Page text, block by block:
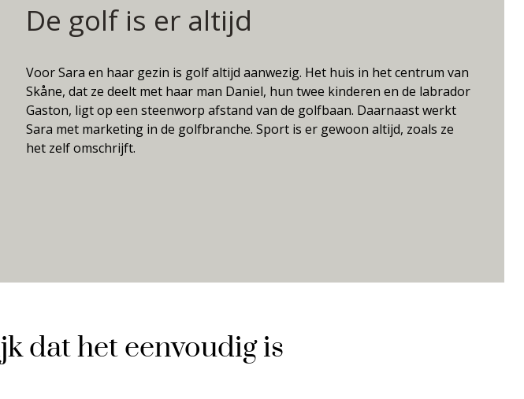
De golf is er altijd
Voor Sara en haar gezin is golf altijd aanwezig. Het huis in het centrum van
Skåne, dat ze deelt met haar man Daniel, hun twee kinderen en de labrador
Gaston, ligt op een steenworp afstand van de golfbaan. Daarnaast werkt
Sara met marketing in de golfbranche. Sport is er gewoon altijd, zoals ze
het zelf omschrijft.
dat het eenvoudig is